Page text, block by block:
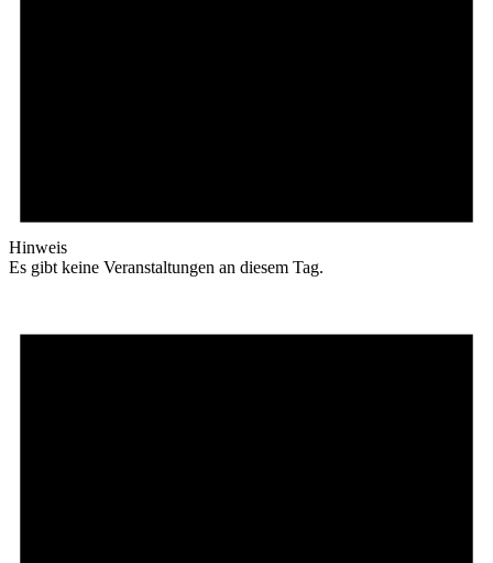
Hinweis
Es gibt keine Veranstaltungen an diesem Tag.